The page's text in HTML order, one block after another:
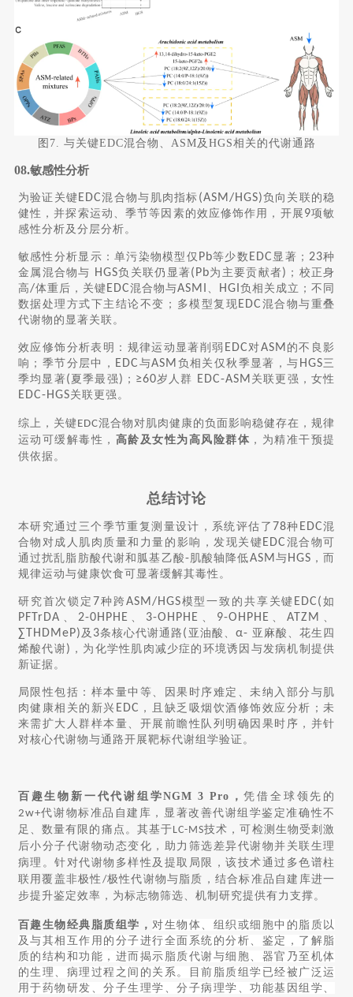
图7. 与关键EDC混合物、ASM及HGS相关的代谢通路
08.敏感性分析
为验证关键 EDC混合物与肌肉指标 (ASM/HGS)负向关联的稳
健性，并探索运动、季节等因素的效应修饰作用，开展 9项敏
感性分析及分层分析。
敏感性分析显示：单污染物模型仅 Pb等少数 EDC 显著； 23种
金属混合物与 HGS负关联仍显著 (Pb为主要贡献者) ；校正身
高/体重后，关键 EDC混合物与ASMI 、 HGI负相关成立；不同
数据处理方式下主结论不变；多模型复现 EDC 混合物与重叠
代谢物的显著关联。
效应修饰分析表明：规律运动显著削弱 EDC对ASM 的不良影
响；季节分层中， EDC 与ASM 负相关仅秋季显著，与 HGS三
季均显著 ( 夏季最强 ) ； ≥60岁人群 EDC-ASM 关联更强，女性
EDC-HGS关联更强。
综上，关键EDC混合物对肌肉健康的负面影响稳健存在，规律
运动可缓解毒性， 高龄及女性为高风险群体 ，为精准干预提
供依据。
总结讨论
本研究通过三个季节重复测量设计，系统评估了 78种 EDC混
合物对成人肌肉质量和力量的影响，发现关键 EDC 混合物可
通过扰乱脂肪酸代谢和胍基乙酸-肌酸轴降低ASM 与 HGS ，而
规律运动与健康饮食可显著缓解其毒性。
研究首次锁定 7种跨 ASM/HGS模型一致的共享关键 EDC( 如
PFTrDA 、 2-0HPHE 、 3-OHPHE 、 9-OHPHE 、ATZM 、
∑THDMeP) 及 3条核心代谢通路 ( 亚油酸、 α- 亚麻酸、花生四
烯酸代谢) ，为化学性肌肉减少症的环境诱因与发病机制提供
新证据。
局限性包括：样本量中等、因果时序难定、未纳入部分与肌
肉健康相关的新兴 EDC ，且缺乏吸烟饮酒修饰效应分析；未
来需扩大人群样本量、开展前瞻性队列明确因果时序，并针
对核心代谢物与通路开展靶标代谢组学验证。
百趣生物新一代代谢组学NGM 3 Pro，凭借全球领先的
2w+代谢物标准品自建库，显著改善代谢组学鉴定准确性不
足、数量有限的痛点。其基于LC-MS技术，可检测生物受刺激
后小分子代谢物动态变化，助力筛选差异代谢物并关联生理
病理。针对代谢物多样性及提取局限，该技术通过多色谱柱
联用覆盖非极性 /极性代谢物与脂质，结合标准品自建库进一
步提升鉴定效率，为标志物筛选、机制研究提供有力支撑。
百趣生物经典脂质组学，对生物体、组织或细胞中的脂质以
及与其相互作用的分子进行全面系统的分析、鉴定，了解脂
质的结构和功能，进而揭示脂质代谢与细胞、器官乃至机体
的生理、病理过程之间的关系。目前脂质组学已经被广泛运
用于药物研发、分子生理学、分子病理学、功能基因组学、